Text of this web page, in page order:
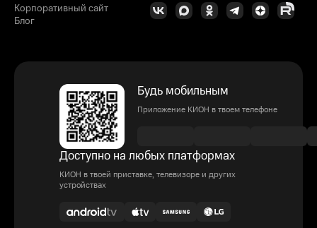
Корпоративный сайт
Блог
Будь мобильным
Приложение КИОН в твоем телефоне
Доступно на любых платформах
КИОН в твоей приставке, телевизоре и других
устройствах